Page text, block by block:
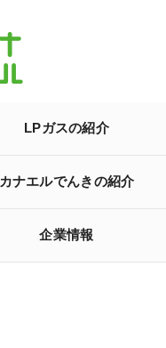
LPガスの紹介
カナエルでんきの紹介
企業情報